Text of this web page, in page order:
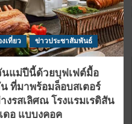
เที่ยว ข่าวประชาสัมพันธ์
นแม่ปีนี้ด้วยบุฟเฟต์มื้อ
ที่มาพร้อมล็อบสเตอร์
งรสเลิศณ โรงแรมเรดิสัน
ดอ แบบงคอค